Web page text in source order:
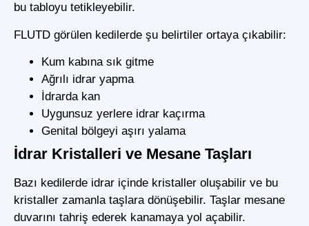
bu tabloyu tetikleyebilir.
FLUTD görülen kedilerde şu belirtiler ortaya çıkabilir:
Kum kabına sık gitme
Ağrılı idrar yapma
İdrarda kan
Uygunsuz yerlere idrar kaçırma
Genital bölgeyi aşırı yalama
İdrar Kristalleri ve Mesane Taşları
Bazı kedilerde idrar içinde kristaller oluşabilir ve bu
kristaller zamanla taşlara dönüşebilir. Taşlar mesane
duvarını tahriş ederek kanamaya yol açabilir.